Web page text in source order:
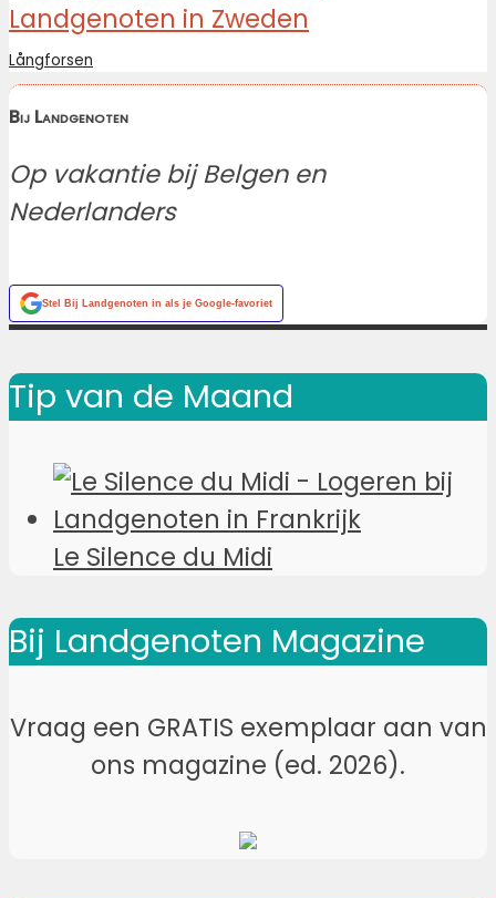
Långforsen
Bij Landgenoten
Op vakantie bij Belgen en
Nederlanders
Stel Bij Landgenoten in als je Google-favoriet
Tip van de Maand
Le Silence du Midi
Bij Landgenoten Magazine
Vraag een GRATIS exemplaar aan van
ons magazine (ed. 2026).